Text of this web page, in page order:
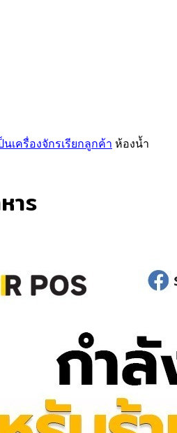
นเครื่องจักรเรียกลูกค้า ห้องน้ำ
าร